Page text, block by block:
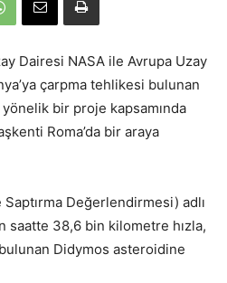
Dairesi NASA ile Avrupa Uzay
çarpma tehlikesi bulunan
bir proje kapsamında
Roma’da bir araya
Değerlendirmesi) adlı
saatte 38,6 bin kilometre hızla,
Didymos asteroidine